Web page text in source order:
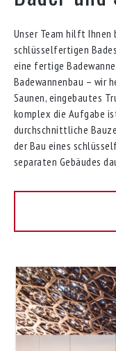
Unser Team hilft Ihnen
schlüsselfertigen
eine fertige
Badewannenbau – wir
Saunen, eingebautes
komplex die Aufgabe
durchschnittliche
der Bau eines
separaten Gebäudes